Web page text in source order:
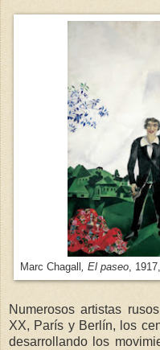
Marc Chagall , El paseo ,
Numerosos artistas
XX, París y Berlín, los
desarrollando los